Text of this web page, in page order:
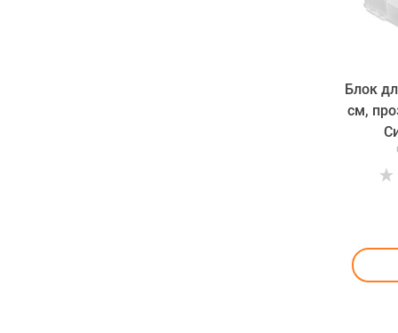
Блок
см,